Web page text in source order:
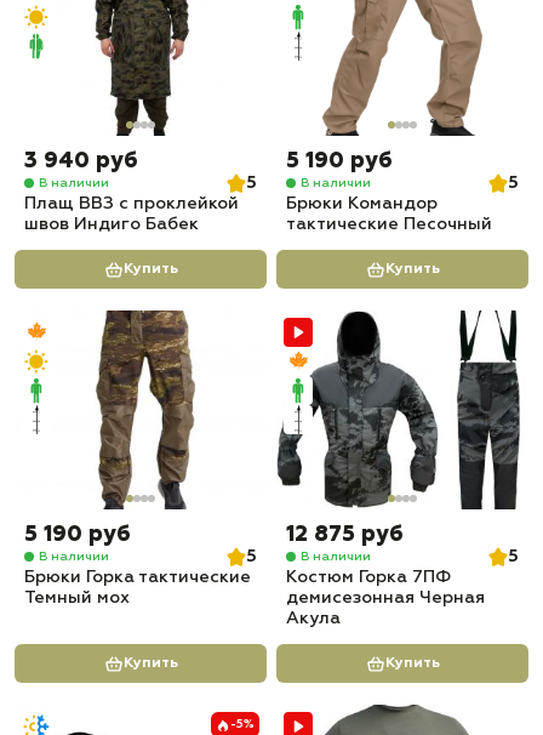
3 940 руб
В наличии
5
Плащ ВВЗ с проклейкой
швов Индиго Бабек
Купить
5 190 руб
В наличии
5
Брюки Командор
тактические Песочный
Купить
5 190 руб
В наличии
5
Брюки Горка тактические
Темный мох
Купить
12 875 руб
В наличии
5
Костюм Горка 7ПФ
демисезонная Черная
Акула
Купить
-5%